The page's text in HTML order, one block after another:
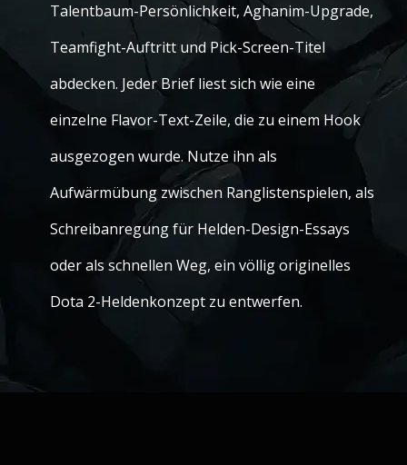
Talentbaum-Persönlichkeit, Aghanim-Upgrade,
Teamfight-Auftritt und Pick-Screen-Titel
abdecken. Jeder Brief liest sich wie eine
einzelne Flavor-Text-Zeile, die zu einem Hook
ausgezogen wurde. Nutze ihn als
Aufwärmübung zwischen Ranglistenspielen, als
Schreibanregung für Helden-Design-Essays
oder als schnellen Weg, ein völlig originelles
Dota 2-Heldenkonzept zu entwerfen.